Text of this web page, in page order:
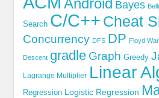
Bayes
Search C/C++ Cheat
Concurrency DFS DP Floyd
Descent gradle Graph Greedy
Lagrange Multiplier Linear
Regression Logistic Regression